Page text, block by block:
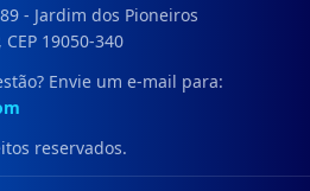
- Jardim dos Pioneiros
19050-340
Envie um e-mail para:
reservados.